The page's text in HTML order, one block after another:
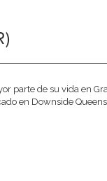
parte de su vida en
en Downside